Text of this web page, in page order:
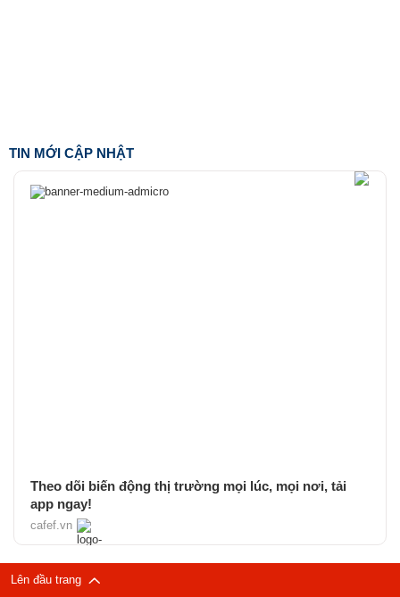
TIN MỚI CẬP NHẬT
Theo dõi biến động thị trường mọi lúc, mọi nơi, tải
app ngay!
cafef.vn
Lên đầu trang